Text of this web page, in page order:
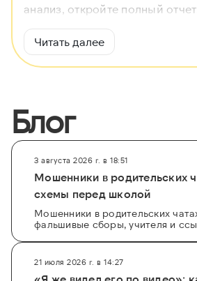
анализ, откройте полный отчет.
Читать далее
Блог
3 августа 2026 г. в 18:51
Мошенники в родительских
схемы перед школой
Мошенники в родительских
фальшивые сборы, учителя и
21 июля 2026 г. в 14:27